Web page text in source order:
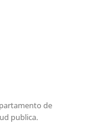
de
publica.